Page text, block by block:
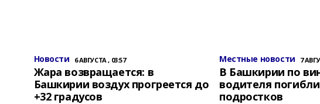
Новости 6 АВГУСТА , 03:57
Жара возвращается: в
Башкирии воздух прогреется до
+32 градусов
Местные новости 7
В Башкирии по
водителя
подростков